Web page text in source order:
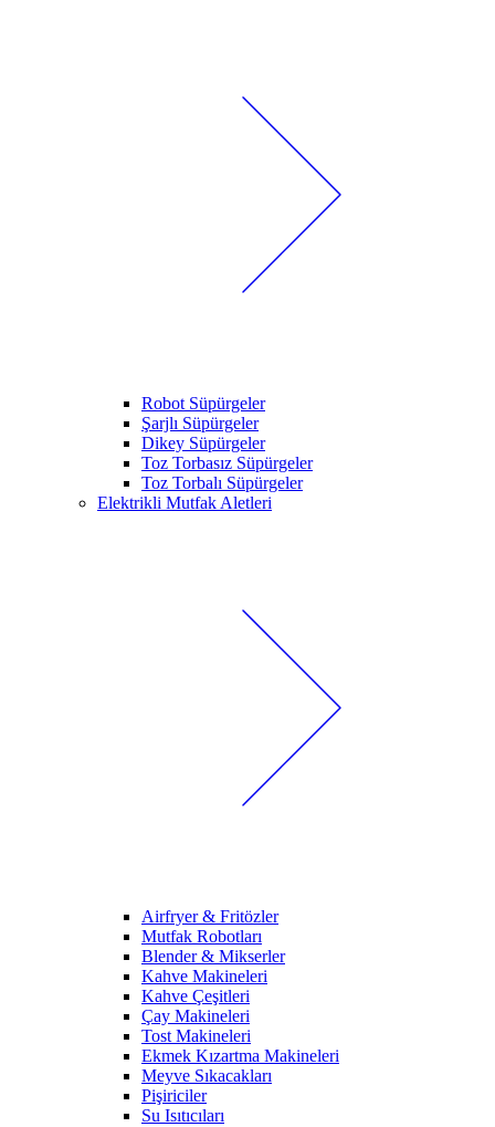
Robot Süpürgeler
Şarjlı Süpürgeler
Dikey Süpürgeler
Toz Torbasız Süpürgeler
Toz Torbalı Süpürgeler
Elektrikli Mutfak Aletleri
Airfryer & Fritözler
Mutfak Robotları
Blender & Mikserler
Kahve Makineleri
Kahve Çeşitleri
Çay Makineleri
Tost Makineleri
Ekmek Kızartma Makineleri
Meyve Sıkacakları
Pişiriciler
Su Isıtıcıları